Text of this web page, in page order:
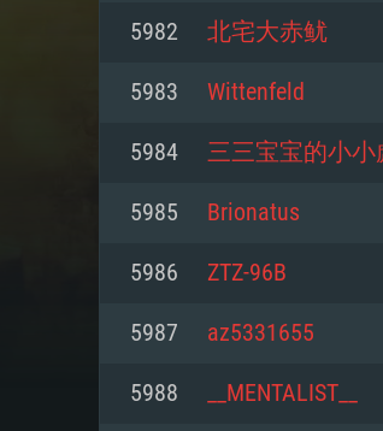
5982 北宅大赤鱿
5983 Wittenfeld
5984 三三宝宝的小小
5985 Brionatus
5986 ZTZ-96B
5987 az5331655
5988 __MENTALIST__